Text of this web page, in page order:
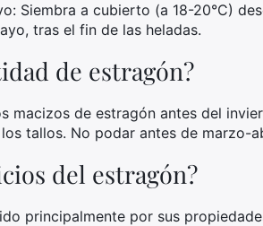
Siembra a cubierto (a 18-20°C)
tras el fin de las heladas.
de estragón?
macizos de estragón antes del
tallos. No podar antes de marzo-
del estragón?
principalmente por sus